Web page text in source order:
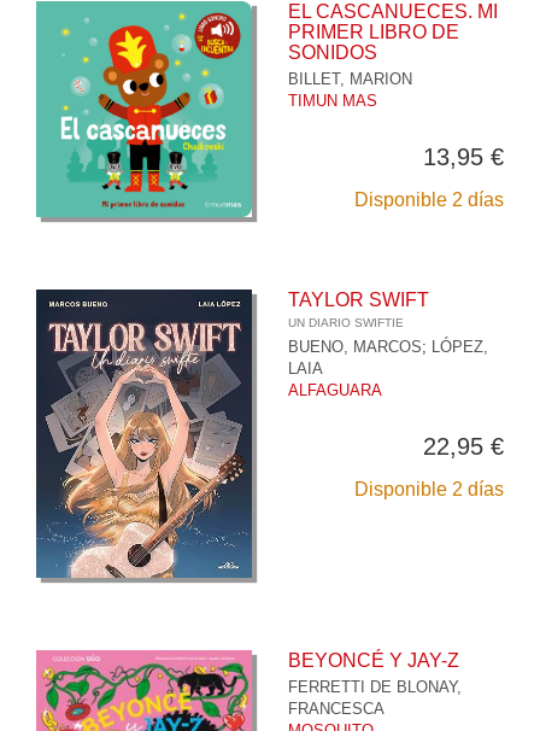
EL CASCANUECES. MI
PRIMER LIBRO DE
SONIDOS
BILLET, MARION
TIMUN MAS
13,95 €
Disponible 2 días
TAYLOR SWIFT
UN DIARIO SWIFTIE
BUENO, MARCOS; LÓPEZ,
LAIA
ALFAGUARA
22,95 €
Disponible 2 días
BEYONCÉ Y JAY-Z
FERRETTI DE BLONAY,
FRANCESCA